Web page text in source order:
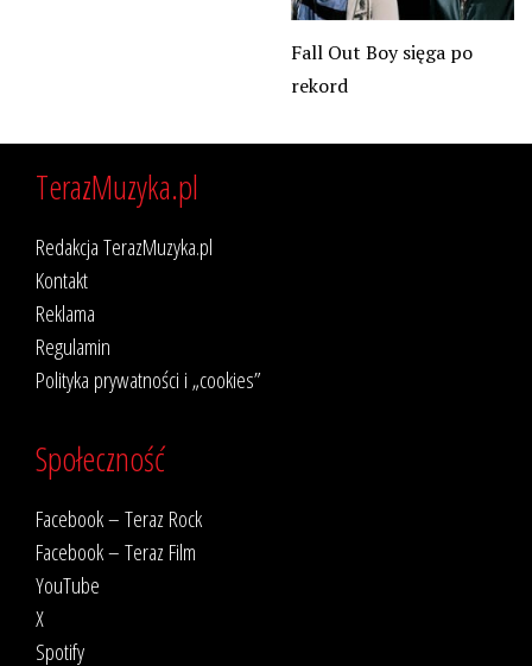
Fall Out Boy sięga po
rekord
TerazMuzyka.pl
Redakcja TerazMuzyka.pl
Kontakt
Reklama
Regulamin
Polityka prywatności i „cookies”
Społeczność
Facebook – Teraz Rock
Facebook – Teraz Film
YouTube
X
Spotify